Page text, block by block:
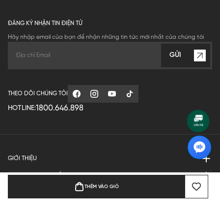
THÊM VÀO GIỎ
ĐĂNG KÝ NHẬN TIN ĐIỆN TỬ
Hãy nhập email của bạn để nhận những tin tức mới nhất của chúng tôi
GỬI
THEO DÕI CHÚNG TÔI
HOTLINE:1800.646.898
GIỚI THIỆU
QUY ĐỊNH HOẠT ĐỘNG